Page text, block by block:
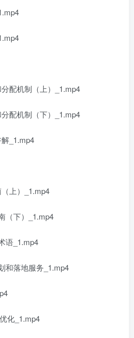
配机制（上）_1.mp4
配机制（下）_1.mp4
_1.mp4
上）_1.mp4
（下）_1.mp4
语_1.mp4
和落地服务_1.mp4
化_1.mp4